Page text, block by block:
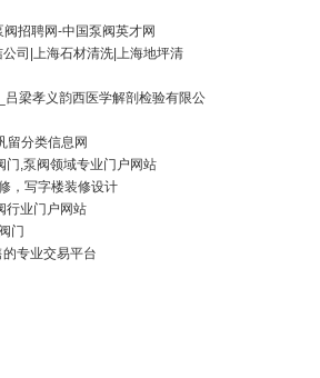
招聘网-中国泵阀英才网
司|上海石材清洗|上海地坪清
梁孝义韵西医学解剖检验有限公
留分类信息网
门,泵阀领域专业门户网站
，写字楼装修设计
行业门户网站
门
专业交易平台